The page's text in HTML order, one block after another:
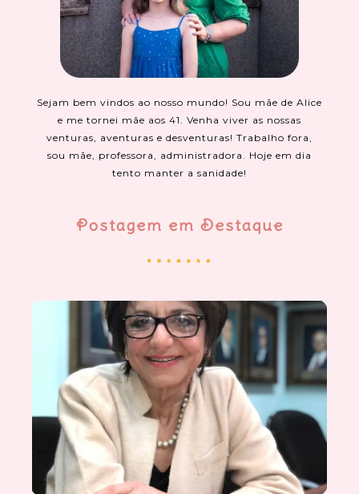
Sejam bem vindos ao nosso mundo! Sou mãe de Alice
e me tornei mãe aos 41. Venha viver as nossas
venturas, aventuras e desventuras! Trabalho fora,
sou mãe, professora, administradora. Hoje em dia
tento manter a sanidade!
Postagem em Destaque